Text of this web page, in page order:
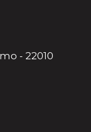
- 22010